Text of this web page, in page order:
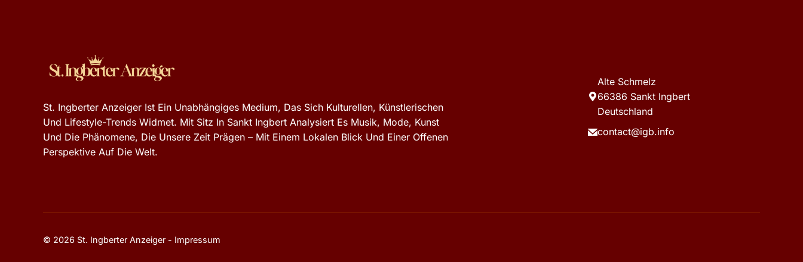
St. Ingberter Anzeiger Ist Ein Unabhängiges Medium, Das Sich Kulturellen, Künstlerischen
Und Lifestyle-Trends Widmet. Mit Sitz In Sankt Ingbert Analysiert Es Musik, Mode, Kunst
Und Die Phänomene, Die Unsere Zeit Prägen – Mit Einem Lokalen Blick Und Einer Offenen
Perspektive Auf Die Welt.
Alte Schmelz
66386 Sankt Ingbert
Deutschland
contact@igb.info
© 2026 St. Ingberter Anzeiger - Impressum